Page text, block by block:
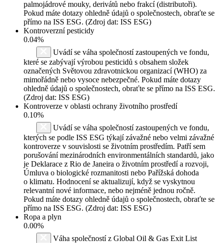
palmojádrové mouky, derivátů nebo frakcí (distributoři).
Pokud máte dotazy ohledně údajů o společnostech, obraťte se
přímo na ISS ESG. (Zdroj dat: ISS ESG)
Kontroverzní pesticidy
0.04%
Uvádí se váha společností zastoupených ve fondu,
které se zabývají výrobou pesticidů s obsahem složek
označených Světovou zdravotnickou organizací (WHO) za
mimořádně nebo vysoce nebezpečné. Pokud máte dotazy
ohledně údajů o společnostech, obraťte se přímo na ISS ESG.
(Zdroj dat: ISS ESG)
Kontroverze v oblasti ochrany životního prostředí
0.10%
Uvádí se váha společností zastoupených ve fondu,
kterých se podle ISS ESG týkají závažné nebo velmi závažné
kontroverze v souvislosti se životním prostředím. Patří sem
porušování mezinárodních environmentálních standardů, jako
je Deklarace z Rio de Janeira o životním prostředí a rozvoji,
Úmluva o biologické rozmanitosti nebo Pařížská dohoda
o klimatu. Hodnocení se aktualizují, když se vyskytnou
relevantní nové informace, nebo nejméně jednou ročně.
Pokud máte dotazy ohledně údajů o společnostech, obraťte se
přímo na ISS ESG. (Zdroj dat: ISS ESG)
Ropa a plyn
0.00%
Váha společností z Global Oil & Gas Exit List